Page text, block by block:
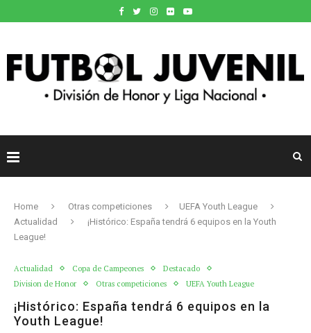
Home Otras competiciones
UEFA Youth League
Actualidad
¡Histórico: España tendrá 6 equipos en la Youth
League!
Actualidad Copa de Campeones
Destacado
Division de Honor
Otras competiciones UEFA Youth League
¡Histórico: España tendrá 6 equipos en la
Youth League!